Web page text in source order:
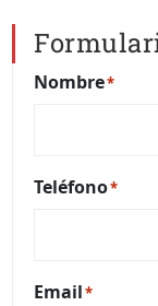
Nombre*
Teléfono*
Email*